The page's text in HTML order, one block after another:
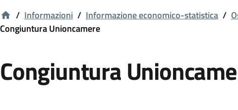
/ Informazioni / Informazione economico-statistica /
Congiuntura Unioncamere
Congiuntura